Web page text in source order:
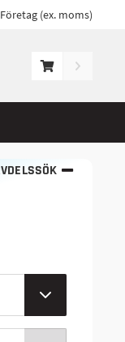
Företag (ex. moms)